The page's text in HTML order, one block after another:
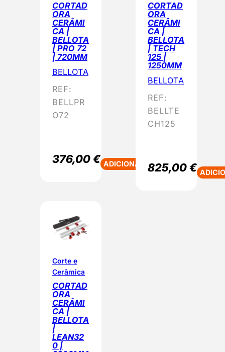
CORTAD
ORA
CERÂMI
CA |
BELLOTA
| PRO 72
| 720MM
BELLOTA
REF:
BELLPR
O72
376,00€ ADICIONAR
CORTAD
ORA
CERÂMI
CA |
BELLOTA
| TECH
125 |
1250MM
BELLOTA
REF:
BELLTE
CH125
825,00€
Corte e
Cerâmica
CORTAD
ORA
CERÂMI
CA |
BELLOTA
|
LEAN32
0 |